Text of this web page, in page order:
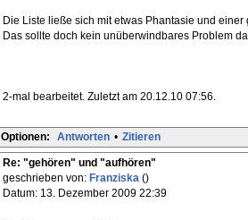
Die Liste ließe sich mit etwas Phantasie und
Das sollte doch kein unüberwindbares Problem
2-mal bearbeitet. Zuletzt am 20.12.10 07:56.
Optionen: Antworten • Zitieren
Re: "gehören" und "aufhören"
geschrieben von: Franziska ()
Datum: 13. Dezember 2009 22:39